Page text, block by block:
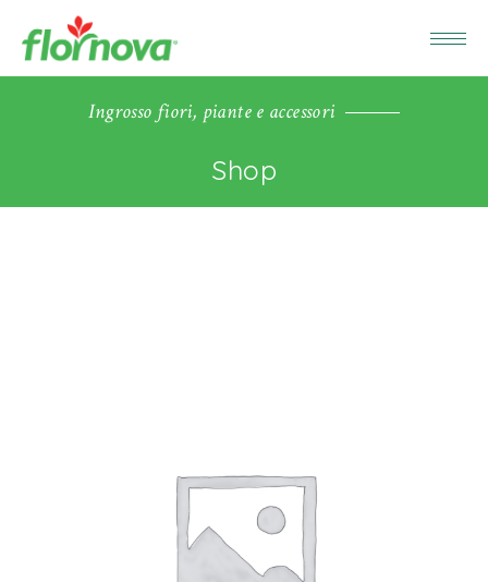
Ingrosso fiori, piante e accessori
Shop